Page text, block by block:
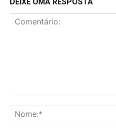
DEIXE UMA RESPOSTA